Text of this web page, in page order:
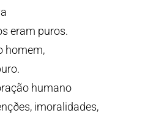
eram puros.
homem,
humano
imoralidades,